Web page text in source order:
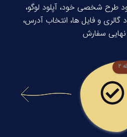
طرح شخصی خود، آپلود لوگو،
گالری و فایل ها، انتخاب آدرس،
سفارش
۲